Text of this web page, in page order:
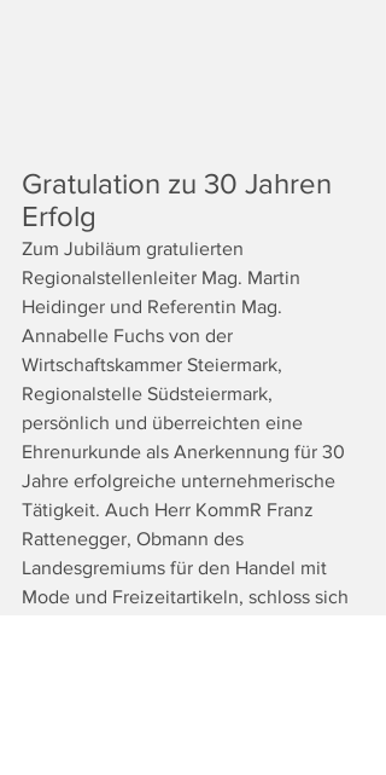
Gratulation zu 30 Jahren
Erfolg
Zum Jubiläum gratulierten
Regionalstellenleiter Mag. Martin
Heidinger und Referentin Mag.
Annabelle Fuchs von der
Wirtschaftskammer Steiermark,
Regionalstelle Südsteiermark,
persönlich und überreichten eine
Ehrenurkunde als Anerkennung für 30
Jahre erfolgreiche unternehmerische
Tätigkeit. Auch Herr KommR Franz
Rattenegger, Obmann des
Landesgremiums für den Handel mit
Mode und Freizeitartikeln, schloss sich